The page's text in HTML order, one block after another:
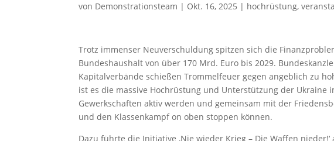
von Demonstrationsteam | Okt. 16, 2025 | hochrüstung,
Trotz immenser Neuverschuldung spitzen sich die
Bundeshaushalt von über 170 Mrd. Euro bis 2029.
Kapitalverbände schießen Trommelfeuer gegen angeblich zu
ist es die massive Hochrüstung und Unterstützung der
Gewerkschaften aktiv werden und gemeinsam mit der
und den Klassenkampf on oben stoppen können.
Dazu führte die Initiative ‚Nie wieder Krieg – Die Waffen